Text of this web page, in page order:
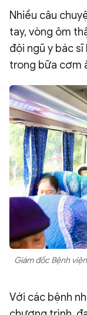
Nhiều câu
tay, vòng ôm
đội ngũ y bác sĩ
trong bữa cơm
Giám đốc Bệnh
Với các bệnh